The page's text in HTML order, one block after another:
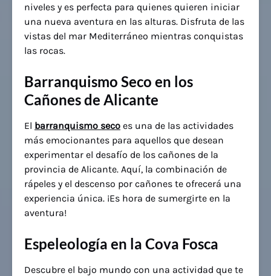
niveles y es perfecta para quienes quieren iniciar
una nueva aventura en las alturas. Disfruta de las
vistas del mar Mediterráneo mientras conquistas
las rocas.
Barranquismo Seco en los
Cañones de Alicante
El barranquismo seco es una de las actividades
más emocionantes para aquellos que desean
experimentar el desafío de los cañones de la
provincia de Alicante. Aquí, la combinación de
rápeles y el descenso por cañones te ofrecerá una
experiencia única. ¡Es hora de sumergirte en la
aventura!
Espeleología en la Cova Fosca
Descubre el bajo mundo con una actividad que te